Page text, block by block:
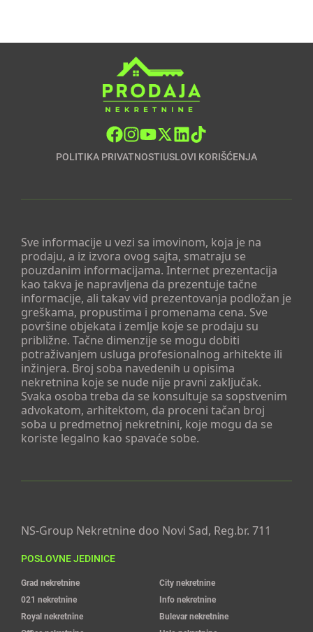
POLITIKA PRIVATNOSTIUSLOVI KORIŠĆENJA
Sve informacije u vezi sa imovinom, koja je na
prodaju, a iz izvora ovog sajta, smatraju se
pouzdanim informacijama. Internet prezentacija
kao takva je napravljena da prezentuje tačne
informacije, ali takav vid prezentovanja podložan je
greškama, propustima i promenama cena. Sve
površine objekata i zemlje koje se prodaju su
približne. Tačne dimenzije se mogu dobiti
potraživanjem usluga profesionalnog arhitekte ili
inžinjera. Broj soba navedenih u opisima
nekretnina koje se nude nije pravni zaključak.
Svaka osoba treba da se konsultuje sa sopstvenim
advokatom, arhitektom, da proceni tačan broj
soba u predmetnoj nekretnini, koje mogu da se
koriste legalno kao spavaće sobe.
NS-Group Nekretnine doo Novi Sad, Reg.br. 711
POSLOVNE JEDINICE
Grad nekretnine
City nekretnine
021 nekretnine
Info nekretnine
Royal nekretnine
Bulevar nekretnine